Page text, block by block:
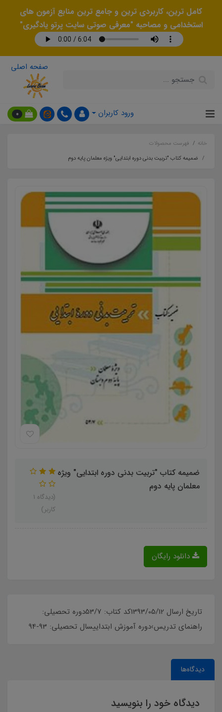
کامل ترین، کاربردی ترین و جامع ترین منابع آزمون های
استخدامی و مصاحبه "معرفی صوتی سایت پرتو یادگیری"
صفحه اصلی
ورود کاربران 0
خانه
فهرست محصولات
ضمیمه کتاب "تربیت بدنی دوره ابتدایی" ویژه معلمان پایه دوم
ضمیمه کتاب "تربیت بدنی دوره ابتدایی" ویژه
معلمان پایه دوم
(دیدگاه 1
کاربر)
دانلود رایگان
تاریخ ارسال 1393/05/12کد کتاب: 53/7دوره تحصیلی:
راهنمای تدریس›دوره آموزش ابتداییسال تحصیلی: 93-94
دیدگاه‌ها
دیدگاه خود را بنویسید